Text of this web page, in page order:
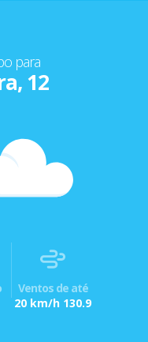
para
12
Ventos de até
20 km/h 130.9